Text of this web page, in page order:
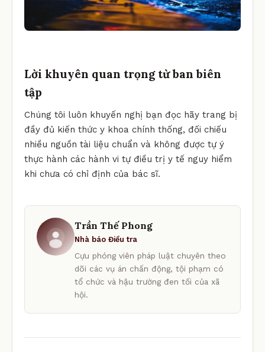
Lời khuyên quan trọng từ ban biên
tập
Chúng tôi luôn khuyến nghị bạn đọc hãy trang bị
đầy đủ kiến thức y khoa chính thống, đối chiếu
nhiều nguồn tài liệu chuẩn và không được tự ý
thực hành các hành vi tự điều trị y tế nguy hiểm
khi chưa có chỉ định của bác sĩ.
Trần Thế Phong
Nhà báo Điều tra
Cựu phóng viên pháp luật chuyên theo
dõi các vụ án chấn động, tội phạm có
tổ chức và hậu trường đen tối của xã
hội.